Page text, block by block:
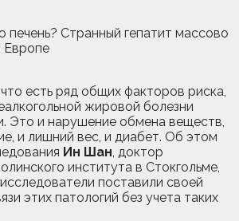
печень? Странный гепатит массово
Европе
есть ряд общих факторов риска,
жировой болезни
Это и нарушение обмена веществ,
и лишний вес, и диабет. Об этом
Ин Шан, доктор
института в Стокгольме,
поставили своей
этих патологий без учета таких